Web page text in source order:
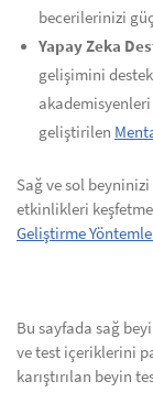
becerilerinizi
Yapay Zeka
gelişimini
geliştirilen
Sağ ve sol
etkinlikleri
Geliştirme
Bu sayfada sağ
ve test içeriklerini
karıştırılan beyin